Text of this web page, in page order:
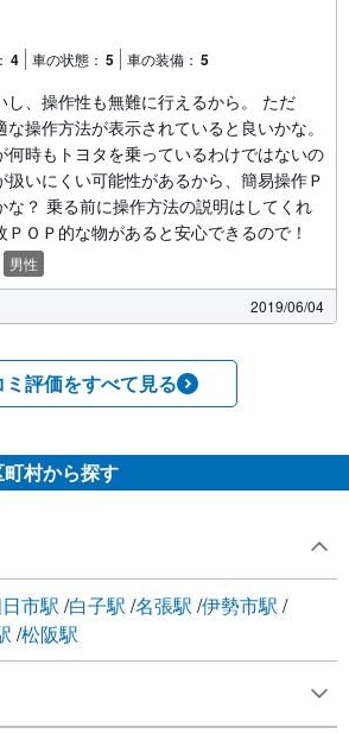
4 車の状態： 5 車の装備： 5
し、操作性も無難に行えるから。 ただ
操作方法が表示されていると良いかな。
何時もトヨタを乗っているわけではないの
扱いにくい可能性があるから、簡易操作Ｐ
な？ 乗る前に操作方法の説明はしてくれ
ＯＰ的な物があると安心できるので！
男性
2019/06/04
ミ評価をすべて見る
村から探す
市駅 白子駅 名張駅 伊勢市駅
松阪駅